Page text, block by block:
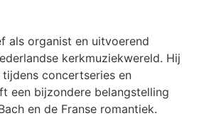
als organist en uitvoerend
kerkmuziekwereld. Hij
concertseries en
een bijzondere belangstelling
en de Franse romantiek.